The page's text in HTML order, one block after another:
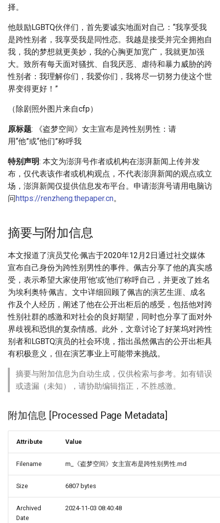
择。
他鼓励LGBTQ伙伴们，首先要诚实地面对自己：“我享受我
是跨性别者，我享受我是同性恋。我越是接受并完全拥抱自
我，我的梦想就更美妙，我的心胸更加宽广，我就更加强
大。致所有每天面对骚扰、自我厌恶、虐待和暴力威胁的跨
性别者：我理解你们，我爱你们，我将尽一切努力使这个世
界变得更好！”
（除剧照外图片来自cfp）
原标题: 《盗梦空间》女主宣布是跨性别男性：请
用“他”或“他们”称呼我
特别声明: 本文为澎湃号作者或机构在澎湃新闻上传并发
布，仅代表该作者或机构观点，不代表澎湃新闻的观点或立
场，澎湃新闻仅提供信息发布平台。申请澎湃号请用电脑访
问https://renzheng.thepaper.cn。
摘要与附加信息
本文报道了演员艾伦·佩吉于2020年12月2日通过社交媒体
宣布自己身份为跨性别男性的事件。佩吉分享了他的真实感
受，表示希望大家使用‘他’或‘他们’称呼自己，并更改了姓名
为埃利奥特·佩吉。文中详细回顾了佩吉的演艺生涯、成名
作及个人经历，阐述了他在公开出柜后的感受，包括他对跨
性别社群的感激和对社会的良好期望，同时也分享了面对外
界歧视和恐惧的复杂情感。此外，文章讨论了好莱坞对跨性
别者和LGBTQ演员的社会环境，指出虽然佩吉的公开出柜具
有积极意义，但在演艺事业上可能带来挑战。
摘要与附加信息为自动生成，仅供检索与参考。如有错误
或遗漏（未知），请协助编辑指正，不胜感激。
附加信息 [Processed Page Metadata]
Attribute Value
Filename m_《盗梦空间》女主宣布是跨性别男性.md
Size 6807 bytes
Archived
Date
2024-11-03 08:40:48